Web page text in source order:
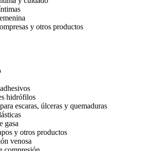
y otros productos
hidrófilos
escaras, úlceras y quemaduras
gasa
y otros productos
venosa